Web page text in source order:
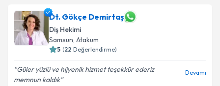
Dt. Gökçe Demirtaş
Diş Hekimi
Samsun, Atakum
5 (22 Değerlendirme)
Güler yüzlü ve hijyenik hizmet teşekkür ederiz
memnun kaldık
Devamı